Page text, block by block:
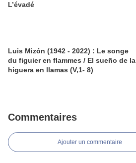
L’évadé
Luis Mizón (1942 - 2022) : Le songe
du figuier en flammes / El sueño de la
higuera en llamas (V,1- 8)
Commentaires
Ajouter un commentaire